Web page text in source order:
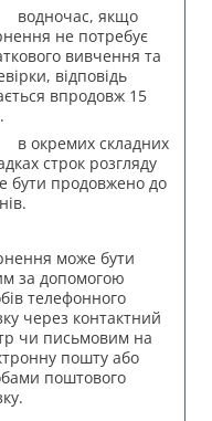
якщо
не потребує
вивчення та
відповідь
впродовж 15
складних
строк розгляду
бути продовжено до
може бути
за допомогою
телефонного
через контактний
чи письмовим на
пошту або
поштового